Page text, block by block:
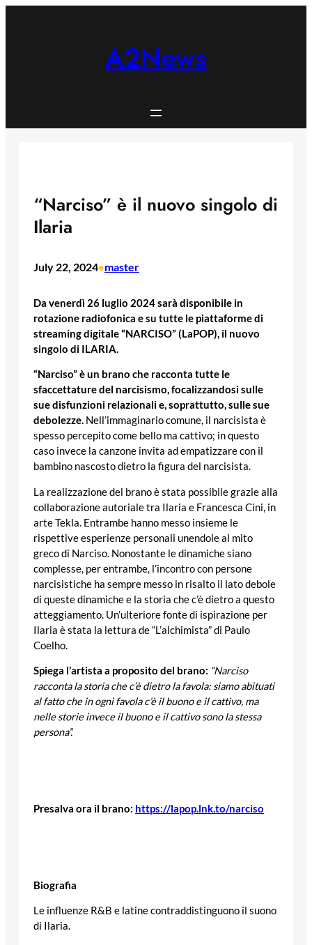
A2News
“Narciso” è il nuovo singolo di
Ilaria
July 22, 2024•master
Da venerdì 26 luglio 2024 sarà disponibile in
rotazione radiofonica e su tutte le piattaforme di
streaming digitale “NARCISO” (LaPOP), il nuovo
singolo di ILARIA.
“Narciso” è un brano che racconta tutte le
sfaccettature del narcisismo, focalizzandosi sulle
sue disfunzioni relazionali e, soprattutto, sulle sue
debolezze. Nell’immaginario comune, il narcisista è
spesso percepito come bello ma cattivo; in questo
caso invece la canzone invita ad empatizzare con il
bambino nascosto dietro la figura del narcisista.
La realizzazione del brano è stata possibile grazie alla
collaborazione autoriale tra Ilaria e Francesca Cini, in
arte Tekla. Entrambe hanno messo insieme le
rispettive esperienze personali unendole al mito
greco di Narciso. Nonostante le dinamiche siano
complesse, per entrambe, l’incontro con persone
narcisistiche ha sempre messo in risalto il lato debole
di queste dinamiche e la storia che c’è dietro a questo
atteggiamento. Un’ulteriore fonte di ispirazione per
Ilaria è stata la lettura de “L’alchimista” di Paulo
Coelho.
Spiega l’artista a proposito del brano: “Narciso
racconta la storia che c’è dietro la favola: siamo abituati
al fatto che in ogni favola c’è il buono e il cattivo, ma
nelle storie invece il buono e il cattivo sono la stessa
persona”.
Presalva ora il brano: https://lapop.lnk.to/narciso
Biografia
Le influenze R&B e latine contraddistinguono il suono
di Ilaria.